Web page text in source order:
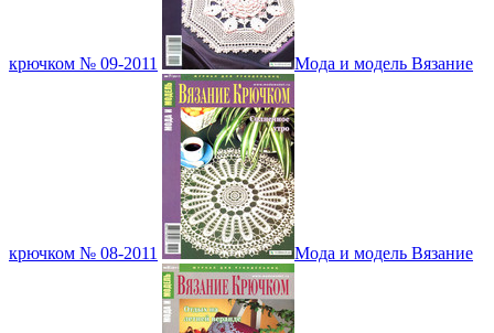
крючком № 09-2011 Мода и модель Вязание
крючком № 08-2011 Мода и модель Вязание